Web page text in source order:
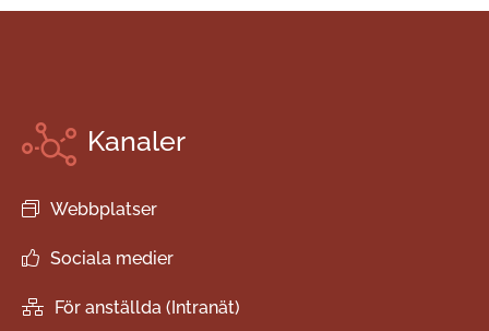
Kanaler
Webbplatser
Sociala medier
För anställda (Intranät)